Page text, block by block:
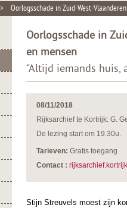
Oorlogsschade in Zuid-West-
Oorlogsschade in
en mensen
“Altijd iemands huis,
08/11/2018
Rijksarchief te Kortrijk: G.
De lezing start om 19.30u.
Tarieven: Gratis toegang
Contact :
Stijn Streuvels moest zijn